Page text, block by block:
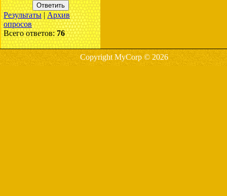
Результаты|Архив
опросов
Всего ответов:76
Copyright MyCorp © 2026